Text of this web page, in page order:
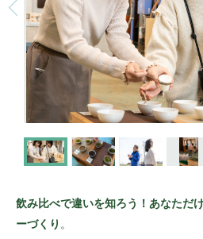
飲み比べで違いを知ろう！あなただ
ーづくり 。